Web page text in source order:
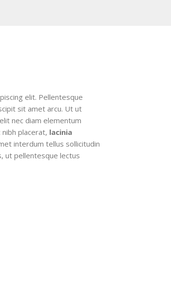
elit. Pellentesque
sit amet arcu. Ut ut
nec diam elementum
placerat, lacinia
interdum tellus sollicitudin
ut pellentesque lectus